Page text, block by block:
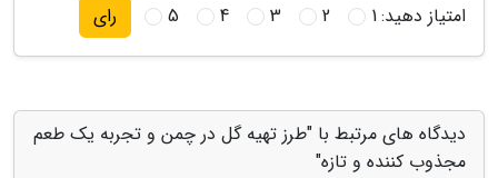
امتیاز دهید:1
2
3
4
5 رای
دیدگاه های مرتبط با "طرز تهیه گل در چمن و تجربه یک طعم
مجذوب کننده و تازه"